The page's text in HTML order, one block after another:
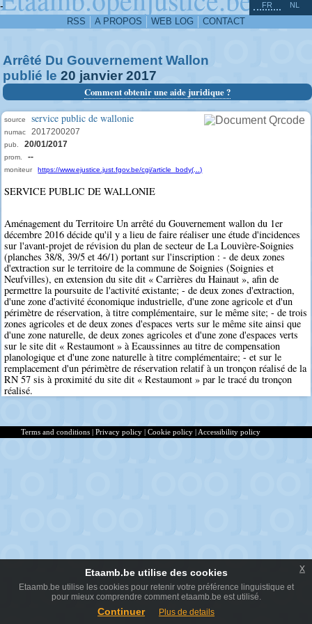
-
RSS A PROPOS WEB LOG CONTACT
FR NL
Arrêté Du Gouvernement Wallon
publié le 20 janvier 2017
Comment obtenir une aide juridique ?
source service public de wallonie
numac 2017200207
pub. 20/01/2017
prom. --
moniteur https://www.ejustice.just.fgov.be/cgi/article_body(...)
SERVICE PUBLIC DE WALLONIE
Aménagement du Territoire Un arrêté du Gouvernement wallon du 1er
décembre 2016 décide qu'il y a lieu de faire réaliser une étude d'incidences
sur l'avant-projet de révision du plan de secteur de La Louvière-Soignies
(planches 38/8, 39/5 et 46/1) portant sur l'inscription : - de deux zones
d'extraction sur le territoire de la commune de Soignies (Soignies et
Neufvilles), en extension du site dit « Carrières du Hainaut », afin de
permettre la poursuite de l'activité existante; - de deux zones d'extraction,
d'une zone d'activité économique industrielle, d'une zone agricole et d'un
périmètre de réservation, à titre complémentaire, sur le même site; - de trois
zones agricoles et de deux zones d'espaces verts sur le même site ainsi que
d'une zone naturelle, de deux zones agricoles et d'une zone d'espaces verts
sur le site dit « Restaumont » à Ecaussinnes au titre de compensation
planologique et d'une zone naturelle à titre complémentaire; - et sur le
remplacement d'un périmètre de réservation relatif à un tronçon réalisé de la
RN 57 sis à proximité du site dit « Restaumont » par le tracé du tronçon
réalisé.
^
Terms and conditions | Privacy policy | Cookie policy | Accessibility policy
Etaamb.be utilise des cookies
Etaamb.be utilise les cookies pour retenir votre préférence linguistique et
pour mieux comprendre comment etaamb.be est utilisé.
Continuer Plus de details
x